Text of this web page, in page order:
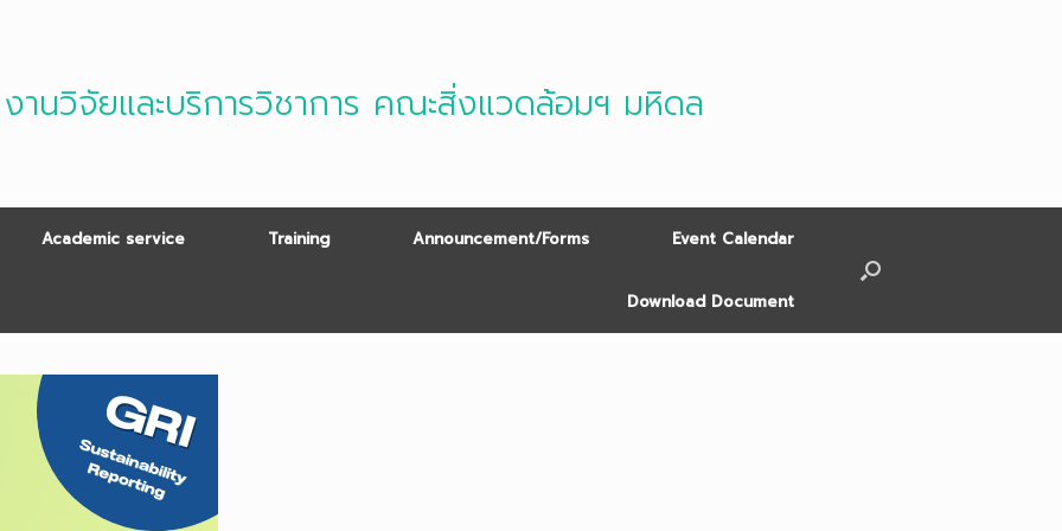
งานวิจัยและบริการวิชาการ คณะสิ่งแวดล้อมฯ มหิดล
Academic service Training Announcement/Forms Event Calendar
Download Document